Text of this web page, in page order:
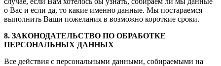
о Вас и если да, то какие именно данные. Мы постараемся
выполнить Ваши пожелания в возможно короткие сроки.
8. ЗАКОНОДАТЕЛЬСТВО ПО ОБРАБОТКЕ
ПЕРСОНАЛЬНЫХ ДАННЫХ
Все действия с персональными данными, собираемыми на